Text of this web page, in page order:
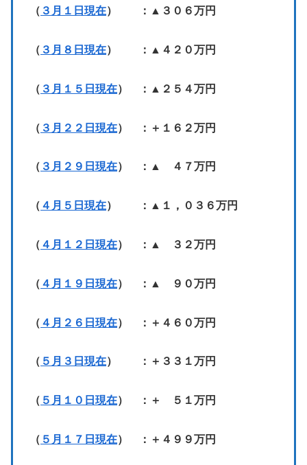
（ ３月１日現在） ：▲３０６万円
（ ３月８日現在） ：▲４２０万円
（ ３月１５日現在） ：▲２５４万円
（ ３月２２日現在） ：＋１６２万円
（ ３月２９日現在） ：▲ ４７万円
（ ４月５日現在） ：▲１，０３６万円
（ ４月１２日現在） ：▲ ３２万円
（ ４月１９日現在） ：▲ ９０万円
（ ４月２６日現在） ：＋４６０万円
（ ５月３日現在） ：＋３３１万円
（ ５月１０日現在） ：＋ ５１万円
（ ５月１７日現在） ：＋４９９万円